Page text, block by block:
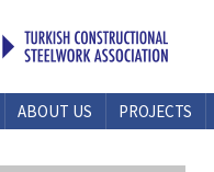
ABOUT US PROJECTS